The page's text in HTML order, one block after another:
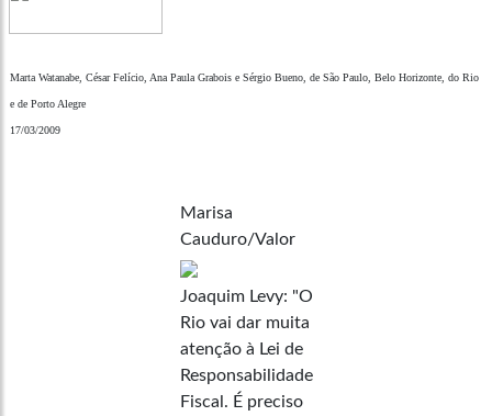
Marta Watanabe, César Felício, Ana Paula Grabois e Sérgio Bueno, de São Paulo, Belo Horizonte, do Rio
e de Porto Alegre
17/03/2009
Marisa
Cauduro/Valor
Joaquim Levy: "O
Rio vai dar muita
atenção à Lei de
Responsabilidade
Fiscal. É preciso